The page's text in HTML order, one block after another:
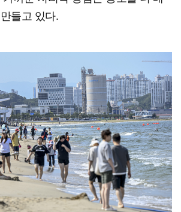
들고 있다.